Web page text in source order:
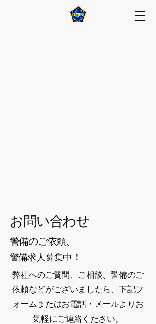
お問い合わせ
警備のご依頼、
警備求人募集中！
弊社へのご質問、ご相談、警備のご
依頼などがございましたら、下記フ
ォームまたはお電話・メールよりお
気軽にご連絡ください。